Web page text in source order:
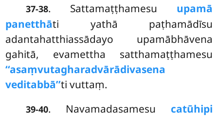
37-38. Sattamaṭṭhamesu upamā
panetthāti yathā paṭhamādīsu
adantahatthiassādayo upamābhāvena
gahitā, evamettha satthamaṭṭhamesu
‘‘asaṃvutagharadvārādivasena
veditabbā’’ti vuttaṃ.
39-40. Navamadasamesu catūhipi